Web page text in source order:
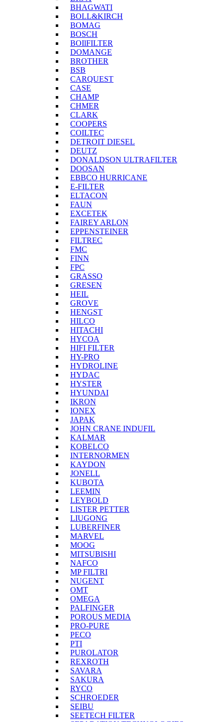
BHAGWATI
BOLL&KIRCH
BOMAG
BOSCH
BOIlFILTER
DOMANGE
BROTHER
BSB
CARQUEST
CASE
CHAMP
CHMER
CLARK
COOPERS
COILTEC
DETROIT DIESEL
DEUTZ
DONALDSON ULTRAFILTER
DOOSAN
EBBCO HURRICANE
E-FILTER
ELTACON
FAUN
EXCETEK
FAIREY ARLON
EPPENSTEINER
FILTREC
FMC
FINN
FPC
GRASSO
GRESEN
HEIL
GROVE
HENGST
HILCO
HITACHI
HYCOA
HIFI FILTER
HY-PRO
HYDROLINE
HYDAC
HYSTER
HYUNDAI
IKRON
IONEX
JAPAK
JOHN CRANE INDUFIL
KALMAR
KOBELCO
INTERNORMEN
KAYDON
JONELL
KUBOTA
LEEMIN
LEYBOLD
LISTER PETTER
LIUGONG
LUBERFINER
MARVEL
MOOG
MITSUBISHI
NAFCO
MP FILTRI
NUGENT
OMT
OMEGA
PALFINGER
POROUS MEDIA
PRO-PURE
PECO
PTI
PUROLATOR
REXROTH
SAVARA
SAKURA
RYCO
SCHROEDER
SEIBU
SEETECH FILTER